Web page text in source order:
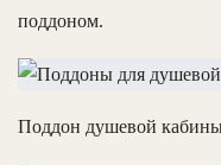
поддоном.
Поддон душевой